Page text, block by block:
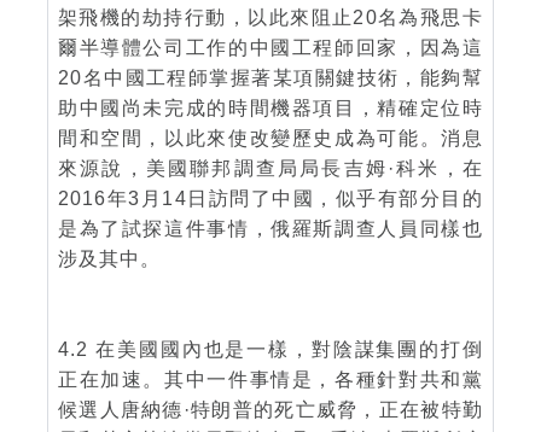
架飛機的劫持行動，以此來阻止20名為飛思卡
爾半導體公司工作的中國工程師回家，因為這
20名中國工程師掌握著某項關鍵技術，能夠幫
助中國尚未完成的時間機器項目，精確定位時
間和空間，以此來使改變歷史成為可能。消息
來源說，美國聯邦調查局局長吉姆·科米，在
2016年3月14日訪問了中國，似乎有部分目的
是為了試探這件事情，俄羅斯調查人員同樣也
涉及其中。
4.2 在美國國內也是一樣，對陰謀集團的打倒
正在加速。其中一件事情是，各種針對共和黨
候選人唐納德·特朗普的死亡威脅，正在被特勤